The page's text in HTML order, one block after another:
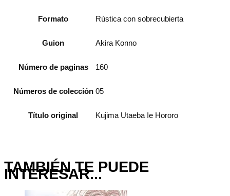
Formato Rústica con sobrecubierta
Guion Akira Konno
Número de paginas 160
Números de colección 05
Título original Kujima Utaeba Ie Hororo
TAMBIÉN TE PUEDE
INTERESAR...